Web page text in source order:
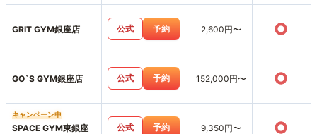
GRIT GYM銀座店 公式 予約 2,600円〜 ○
GO`S GYM銀座店 公式 予約 152,000円〜 ○
キャンペーン中
SPACE GYM東銀座
公式 予約 9,350円〜 ○